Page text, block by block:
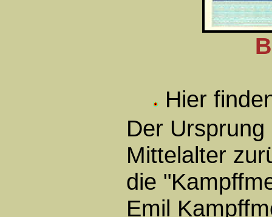
Hier
Der
Mittelalter
die
Emil